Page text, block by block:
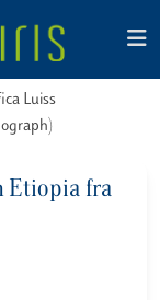
Luiss
Etiopia fra